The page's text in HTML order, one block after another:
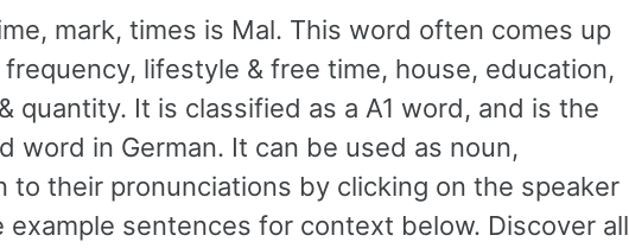
mark, times is Mal. This word often comes up
lifestyle & free time, house, education,
quantity. It is classified as a A1 word, and is the
word in German. It can be used as noun,
to their pronunciations by clicking on the speaker
example sentences for context below. Discover all